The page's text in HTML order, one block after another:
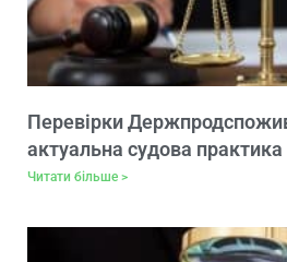
Перевірки
актуальна судова практика
Читати більше >